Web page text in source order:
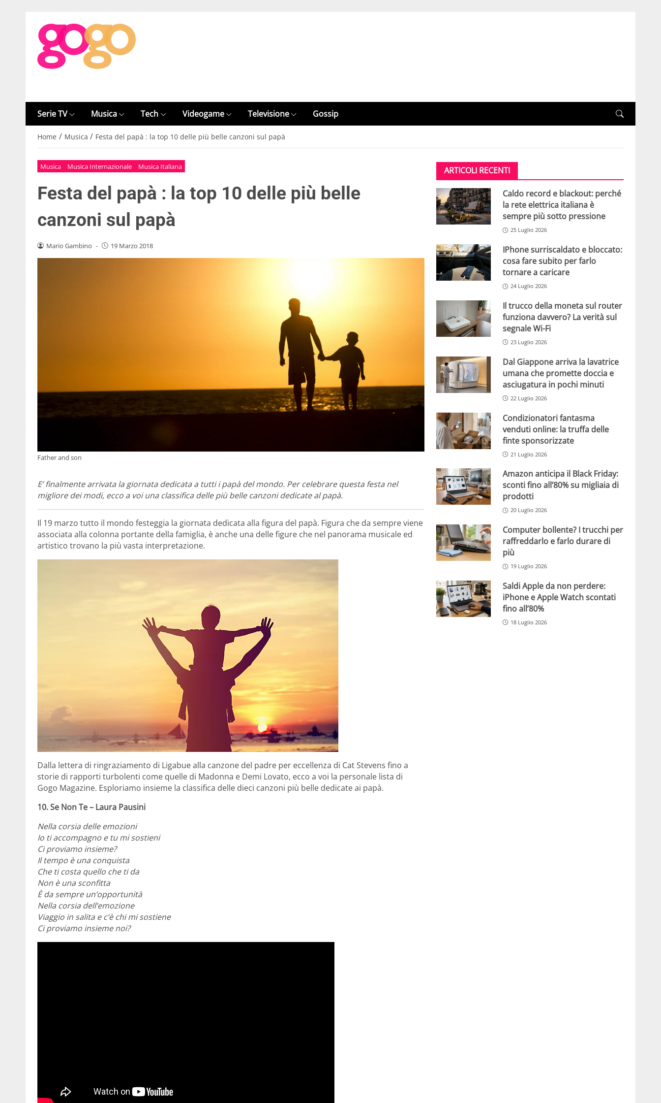
Serie TV Musica Tech Videogame Televisione Gossip
Home / Musica / Festa del papà : la top 10 delle più belle canzoni sul papà
Musica Musica Internazionale Musica Italiana
Festa del papà : la top 10 delle più belle
canzoni sul papà
Mario Gambino - 19 Marzo 2018
Father and son
E’ finalmente arrivata la giornata dedicata a tutti i papà del mondo. Per celebrare questa festa nel
migliore dei modi, ecco a voi una classifica delle più belle canzoni dedicate al papà.
Il 19 marzo tutto il mondo festeggia la giornata dedicata alla figura del papà. Figura che da sempre viene
associata alla colonna portante della famiglia, è anche una delle figure che nel panorama musicale ed
artistico trovano la più vasta interpretazione.
Dalla lettera di ringraziamento di Ligabue alla canzone del padre per eccellenza di Cat Stevens fino a
storie di rapporti turbolenti come quelle di Madonna e Demi Lovato, ecco a voi la personale lista di
Gogo Magazine. Esploriamo insieme la classifica delle dieci canzoni più belle dedicate ai papà.
10. Se Non Te – Laura Pausini
Nella corsia delle emozioni
Io ti accompagno e tu mi sostieni
Ci proviamo insieme?
Il tempo è una conquista
Che ti costa quello che ti da
Non è una sconfitta
È da sempre un’opportunità
Nella corsia dell’emozione
Viaggio in salita e c’è chi mi sostiene
Ci proviamo insieme noi?
ARTICOLI RECENTI
Caldo record e blackout: perché
la rete elettrica italiana è
sempre più sotto pressione
25 Luglio 2026
IPhone surriscaldato e bloccato:
cosa fare subito per farlo
tornare a caricare
24 Luglio 2026
Il trucco della moneta sul router
funziona davvero? La verità sul
segnale Wi-Fi
23 Luglio 2026
Dal Giappone arriva la lavatrice
umana che promette doccia e
asciugatura in pochi minuti
22 Luglio 2026
Condizionatori fantasma
venduti online: la truffa delle
finte sponsorizzate
21 Luglio 2026
Amazon anticipa il Black Friday:
sconti fino all’80% su migliaia di
prodotti
20 Luglio 2026
Computer bollente? I trucchi per
raffreddarlo e farlo durare di
più
19 Luglio 2026
Saldi Apple da non perdere:
iPhone e Apple Watch scontati
fino all’80%
18 Luglio 2026